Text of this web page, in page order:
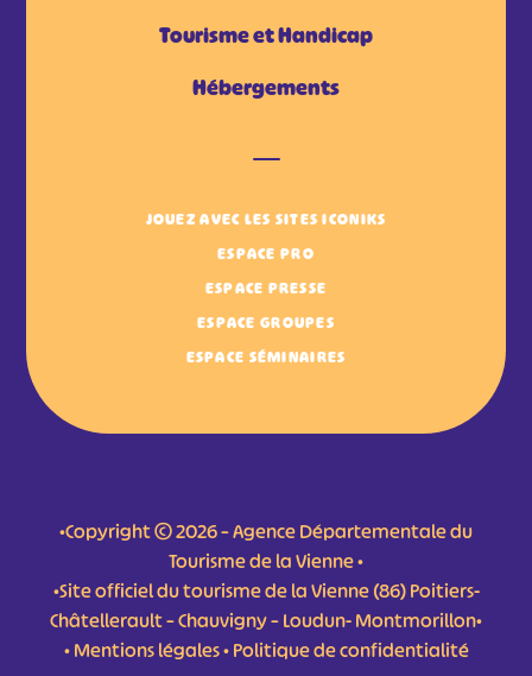
Tourisme et Handicap
Hébergements
JOUEZ AVEC LES SITES ICONIKS
ESPACE PRO
ESPACE PRESSE
ESPACE GROUPES
ESPACE SÉMINAIRES
•Copyright © 2026 – Agence Départementale du
Tourisme de la Vienne •
•Site officiel du tourisme de la Vienne (86) Poitiers-
Châtellerault – Chauvigny – Loudun- Montmorillon•
•Mentions légales•Politique de confidentialité